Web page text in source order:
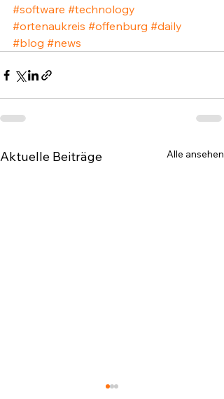
#software #technology
#ortenaukreis #offenburg #daily
#blog #news
Aktuelle Beiträge Alle ansehen